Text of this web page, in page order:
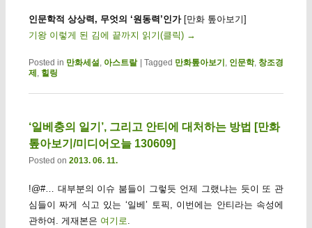
인문학적 상상력, 무엇의 ‘원동력’인가[만화 톺아보기]
기왕 이렇게 된 김에 끝까지 읽기(클릭) →
Posted in 만화세설, 아스트랄 Tagged 만화톺아보기 , 인문학,창조경
제 , 힐링
‘일베충의 일기’, 그리고 안티에 대처하는 방법 [만화
톺아보기/미디어오늘 130609]
Posted on 2013. 06. 11.
!@#… 대부분의 이슈 붐들이 그렇듯 언제 그랬냐는 듯이 또 관
심들이 짜게 식고 있는 ‘일베’ 토픽, 이번에는 안티라는 속성에
관하여. 게재본은 여기로.